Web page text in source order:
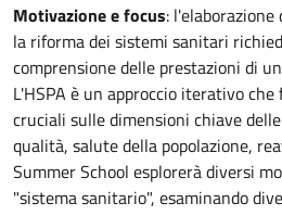
Motivazione e focus:
la riforma dei sistemi sanitari
comprensione delle prestazioni di
L'HSPA è un approccio iterativo
cruciali sulle dimensioni chiave
qualità, salute della popolazione,
Summer School esplorerà diversi
"sistema sanitario", esaminando